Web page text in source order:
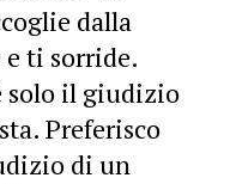
dalla
ti sorride.
solo il giudizio
Preferisco
di un